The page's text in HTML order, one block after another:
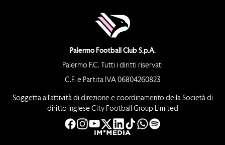
Palermo Football Club S.p.A.
Palermo F.C. Tutti i diritti riservati
C.F. e Partita IVA 06804260823
Soggetta all’attività di direzione e coordinamento della Società di
diritto inglese City Football Group Limited